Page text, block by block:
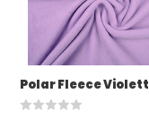
Polar Fleece Violett